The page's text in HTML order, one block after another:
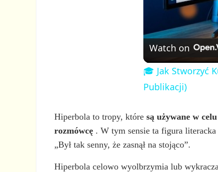
Watch on
🎓 Jak Stworzyć
Publikacji)
Hiperbola to tropy, któresą używane w
rozmówcę . W tym sensie ta figura
„Był tak senny, że zasnął na stojąco”.
Hiperbola celowo wyolbrzymia lub